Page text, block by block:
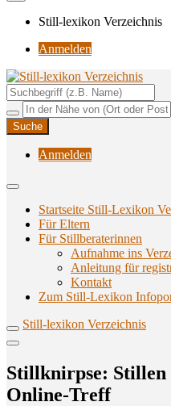
Still-lexikon Verzeichnis
Anmelden
Still-lexikon
Unterstützungsangebote rund
Anmelden
Startseite Still-Lexikon
Für Eltern
Für Stillberaterinnen
Aufnahme ins
Anlei­tung für
Kon­takt
Zum Still-Lexikon
Still-lexikon Verzeichnis
Still­knirp­se: Stil­len
Online-Treff